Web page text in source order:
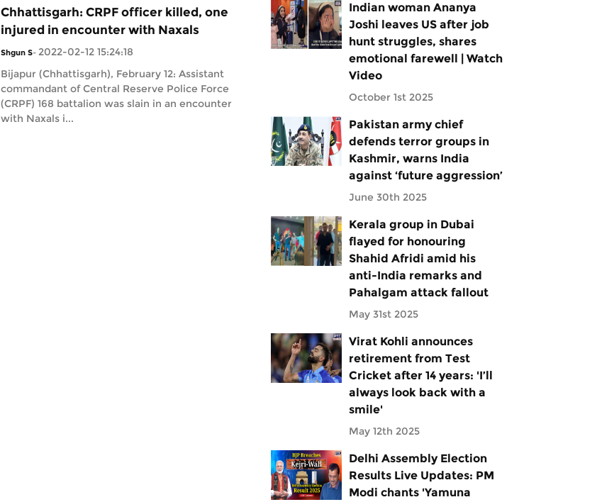
Chhattisgarh: CRPF officer killed, one
injured in encounter with Naxals
Shgun S- 2022-02-12 15:24:18
Bijapur (Chhattisgarh), February 12: Assistant
commandant of Central Reserve Police Force
(CRPF) 168 battalion was slain in an encounter
with Naxals i...
Indian woman Ananya
Joshi leaves US after job
hunt struggles, shares
emotional farewell | Watch
Video
October 1st 2025
Pakistan army chief
defends terror groups in
Kashmir, warns India
against ‘future aggression’
June 30th 2025
Kerala group in Dubai
flayed for honouring
Shahid Afridi amid his
anti-India remarks and
Pahalgam attack fallout
May 31st 2025
Virat Kohli announces
retirement from Test
Cricket after 14 years: 'I’ll
always look back with a
smile'
May 12th 2025
Delhi Assembly Election
Results Live Updates: PM
Modi chants 'Yamuna